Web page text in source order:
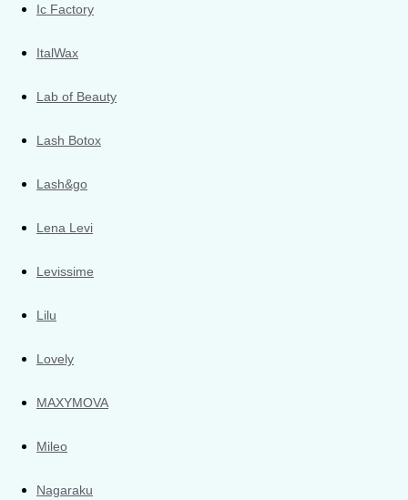
Ic Factory
ItalWax
Lab of Beauty
Lash Botox
Lash&go
Lena Levi
Levissime
Lilu
Lovely
MAXYMOVA
Mileo
Nagaraku